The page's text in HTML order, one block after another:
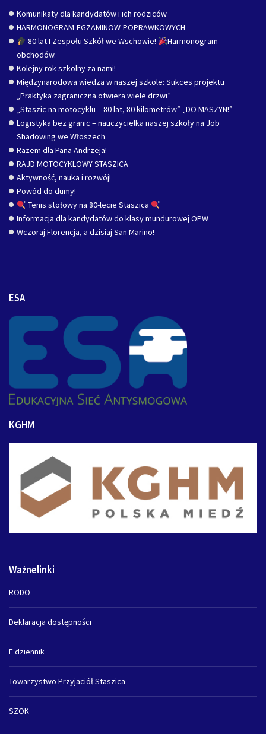
Komunikaty dla kandydatów i ich rodziców
HARMONOGRAM-EGZAMINOW-POPRAWKOWYCH
80 lat I Zespołu Szkół we Wschowie!
Harmonogram
obchodów.
Kolejny rok szkolny za nami!
Międzynarodowa wiedza w naszej szkole: Sukces projektu
„Praktyka zagraniczna otwiera wiele drzwi”
„Staszic na motocyklu – 80 lat, 80 kilometrów” „DO MASZYN!”
Logistyka bez granic – nauczycielka naszej szkoły na Job
Shadowing we Włoszech
Razem dla Pana Andrzeja!
RAJD MOTOCYKLOWY STASZICA
Aktywność, nauka i rozwój!
Powód do dumy!
Tenis stołowy na 80-lecie Staszica
Informacja dla kandydatów do klasy mundurowej OPW
Wczoraj Florencja, a dzisiaj San Marino!
ESA
KGHM
Ważnelinki
RODO
Deklaracja dostępności
E dziennik
Towarzystwo Przyjaciół Staszica
SZOK